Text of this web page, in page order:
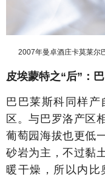
2007年曼卓酒庄卡莫莱尔
皮埃蒙特之“后”：
巴巴莱斯科同样
区。与巴罗洛产区
葡萄园海拔也更低
砂岩为主，不过黏
暖干燥，所以内比